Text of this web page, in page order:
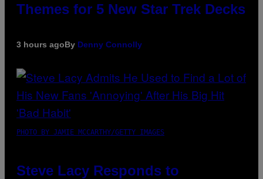
Themes for 5 New Star Trek Decks
3 hours agoBy Denny Connolly
PHOTO BY JAMIE MCCARTHY/GETTY IMAGES
Steve Lacy Responds to